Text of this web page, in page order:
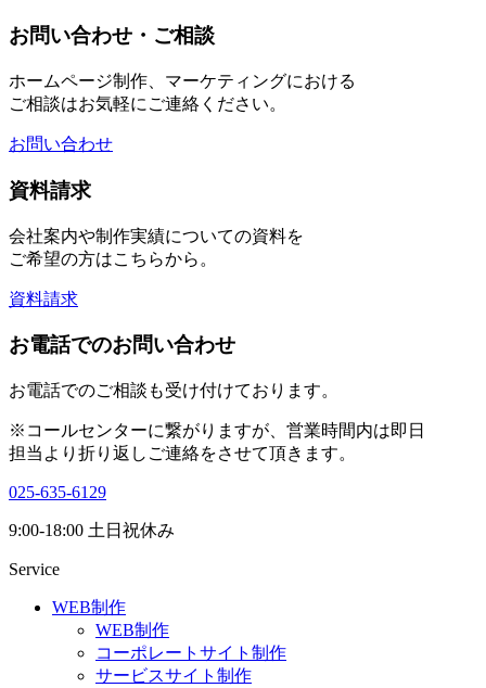
お問い合わせ・ご相談
ホームページ制作、マーケティングにおける
ご相談はお気軽にご連絡ください。
お問い合わせ
資料請求
会社案内や制作実績についての資料を
ご希望の方はこちらから。
資料請求
お電話でのお問い合わせ
お電話でのご相談も受け付けております。
※コールセンターに繋がりますが、営業時間内は即日
担当より折り返しご連絡をさせて頂きます。
025-635-6129
9:00-18:00 土日祝休み
Service
WEB制作
WEB制作
コーポレートサイト制作
サービスサイト制作